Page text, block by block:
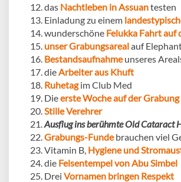
das Nachtleben in Assuantesten
Einladung zu einem
wunderschöne Felukka Fahrt auf
unser Grabungsarealauf
Bestandsaufnahmeunseres
die Arbeiter aus Khuft
Ruhetagim Club Med
Dieerste Woche auf der Grabung
Stille Verehrer
Ausflug ins berühmte Old Cataract
Grabungs-Fundebrauchen viel
Vitamin B, Hygiene und
die Felsentempel von Abu Simbel
Drei Vornamen bringen Respekt